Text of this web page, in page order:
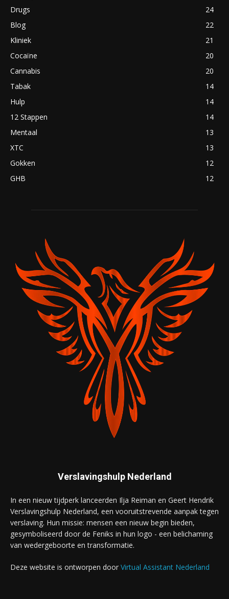
Drugs
24
Blog
22
Kliniek
21
Cocaïne
20
Cannabis
20
Tabak
14
Hulp
14
12 Stappen
14
Mentaal
13
XTC
13
Gokken
12
GHB
12
Verslavingshulp Nederland
In een nieuw tijdperk lanceerden Ilja Reiman en Geert Hendrik
Verslavingshulp Nederland, een vooruitstrevende aanpak tegen
verslaving. Hun missie: mensen een nieuw begin bieden,
gesymboliseerd door de Feniks in hun logo - een belichaming
van wedergeboorte en transformatie.
Deze website is ontworpen door Virtual Assistant Nederland